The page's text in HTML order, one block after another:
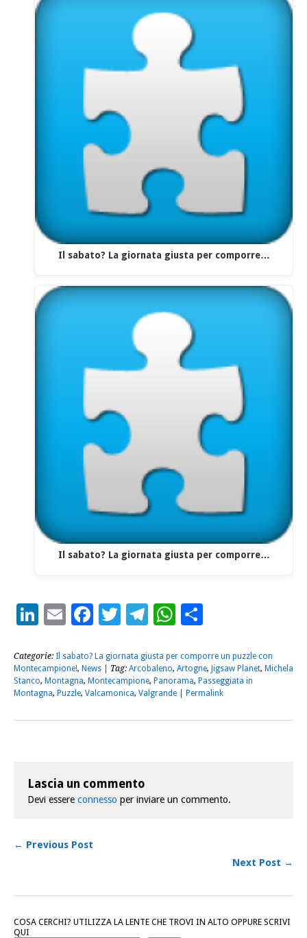
Il sabato? La giornata giusta per comporre…
Il sabato? La giornata giusta per comporre…
LinkedIn
EmailFacebook
Twitter
Telegram
WhatsApp
Categorie: Il sabato? La giornata giusta per comporre un puzzle con
Montecampione!, News | Tag: Arcobaleno, Artogne, Jigsaw Planet, Michela
Stanco, Montagna, Montecampione, Panorama, Passeggiata in
Montagna, Puzzle, Valcamonica, Valgrande Permalink
Lascia un commento
Devi essere connesso per inviare un commento.
← Previous Post
Next Post →
COSA CERCHI? UTILIZZA LA LENTE CHE TROVI IN ALTO OPPURE SCRIVI
QUI